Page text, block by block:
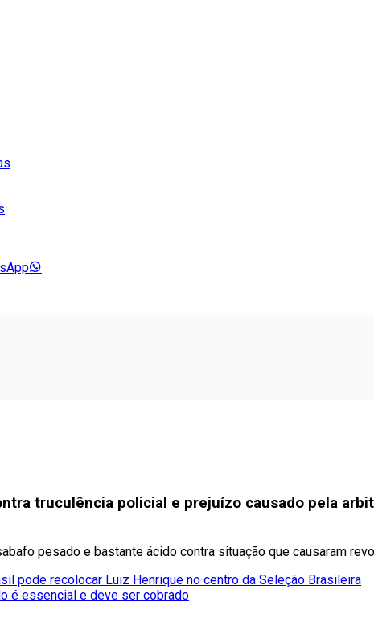
truculência policial e prejuízo causado pela
pesado e bastante ácido contra situação que causaram
pode recolocar Luiz Henrique no centro da Seleção Brasileira
é essencial e deve ser cobrado